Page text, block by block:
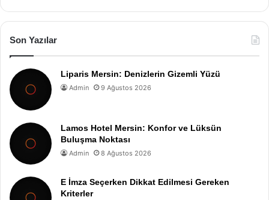
Son Yazılar
Liparis Mersin: Denizlerin Gizemli Yüzü
Admin 9 Ağustos 2026
Lamos Hotel Mersin: Konfor ve Lüksün
Buluşma Noktası
Admin 8 Ağustos 2026
E İmza Seçerken Dikkat Edilmesi Gereken
Kriterler